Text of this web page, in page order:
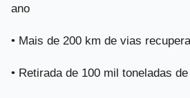
ano
• Mais de 200 km de vias
• Retirada de 100 mil toneladas